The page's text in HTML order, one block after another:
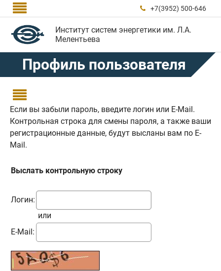
  +7(3952) 500-646
Институт систем энергетики им. Л.А.
Мелентьева
Профиль пользователя

Если вы забыли пароль, введите логин или E-Mail.
Контрольная строка для смены пароля, а также ваши
регистрационные данные, будут высланы вам по E-
Mail.
Выслать контрольную строку
Логин:
или
E-Mail: